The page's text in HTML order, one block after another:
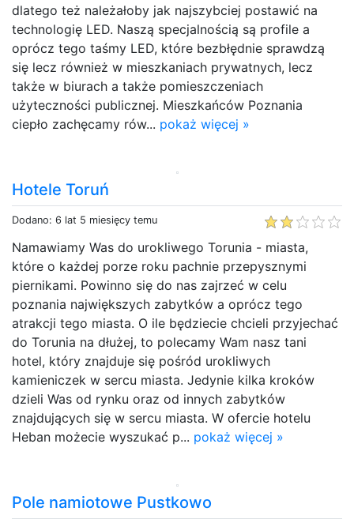
dlatego też należałoby jak najszybciej postawić na
technologię LED. Naszą specjalnością są profile a
oprócz tego taśmy LED, które bezbłędnie sprawdzą
się lecz również w mieszkaniach prywatnych, lecz
także w biurach a także pomieszczeniach
użyteczności publicznej. Mieszkańców Poznania
ciepło zachęcamy rów... pokaż więcej »
Hotele Toruń
Dodano: 6 lat 5 miesięcy temu
Namawiamy Was do urokliwego Torunia - miasta,
które o każdej porze roku pachnie przepysznymi
piernikami. Powinno się do nas zajrzeć w celu
poznania największych zabytków a oprócz tego
atrakcji tego miasta. O ile będziecie chcieli przyjechać
do Torunia na dłużej, to polecamy Wam nasz tani
hotel, który znajduje się pośród urokliwych
kamieniczek w sercu miasta. Jedynie kilka kroków
dzieli Was od rynku oraz od innych zabytków
znajdujących się w sercu miasta. W ofercie hotelu
Heban możecie wyszukać p... pokaż więcej »
Pole namiotowe Pustkowo